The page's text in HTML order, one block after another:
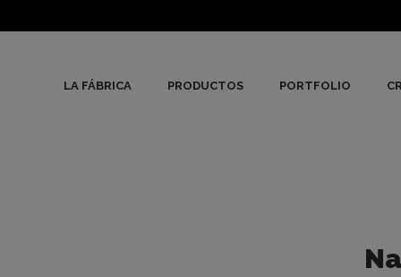
LA FÁBRICA PRODUCTOS PORTFOLIO